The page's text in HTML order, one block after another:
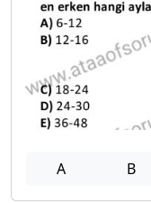
A B